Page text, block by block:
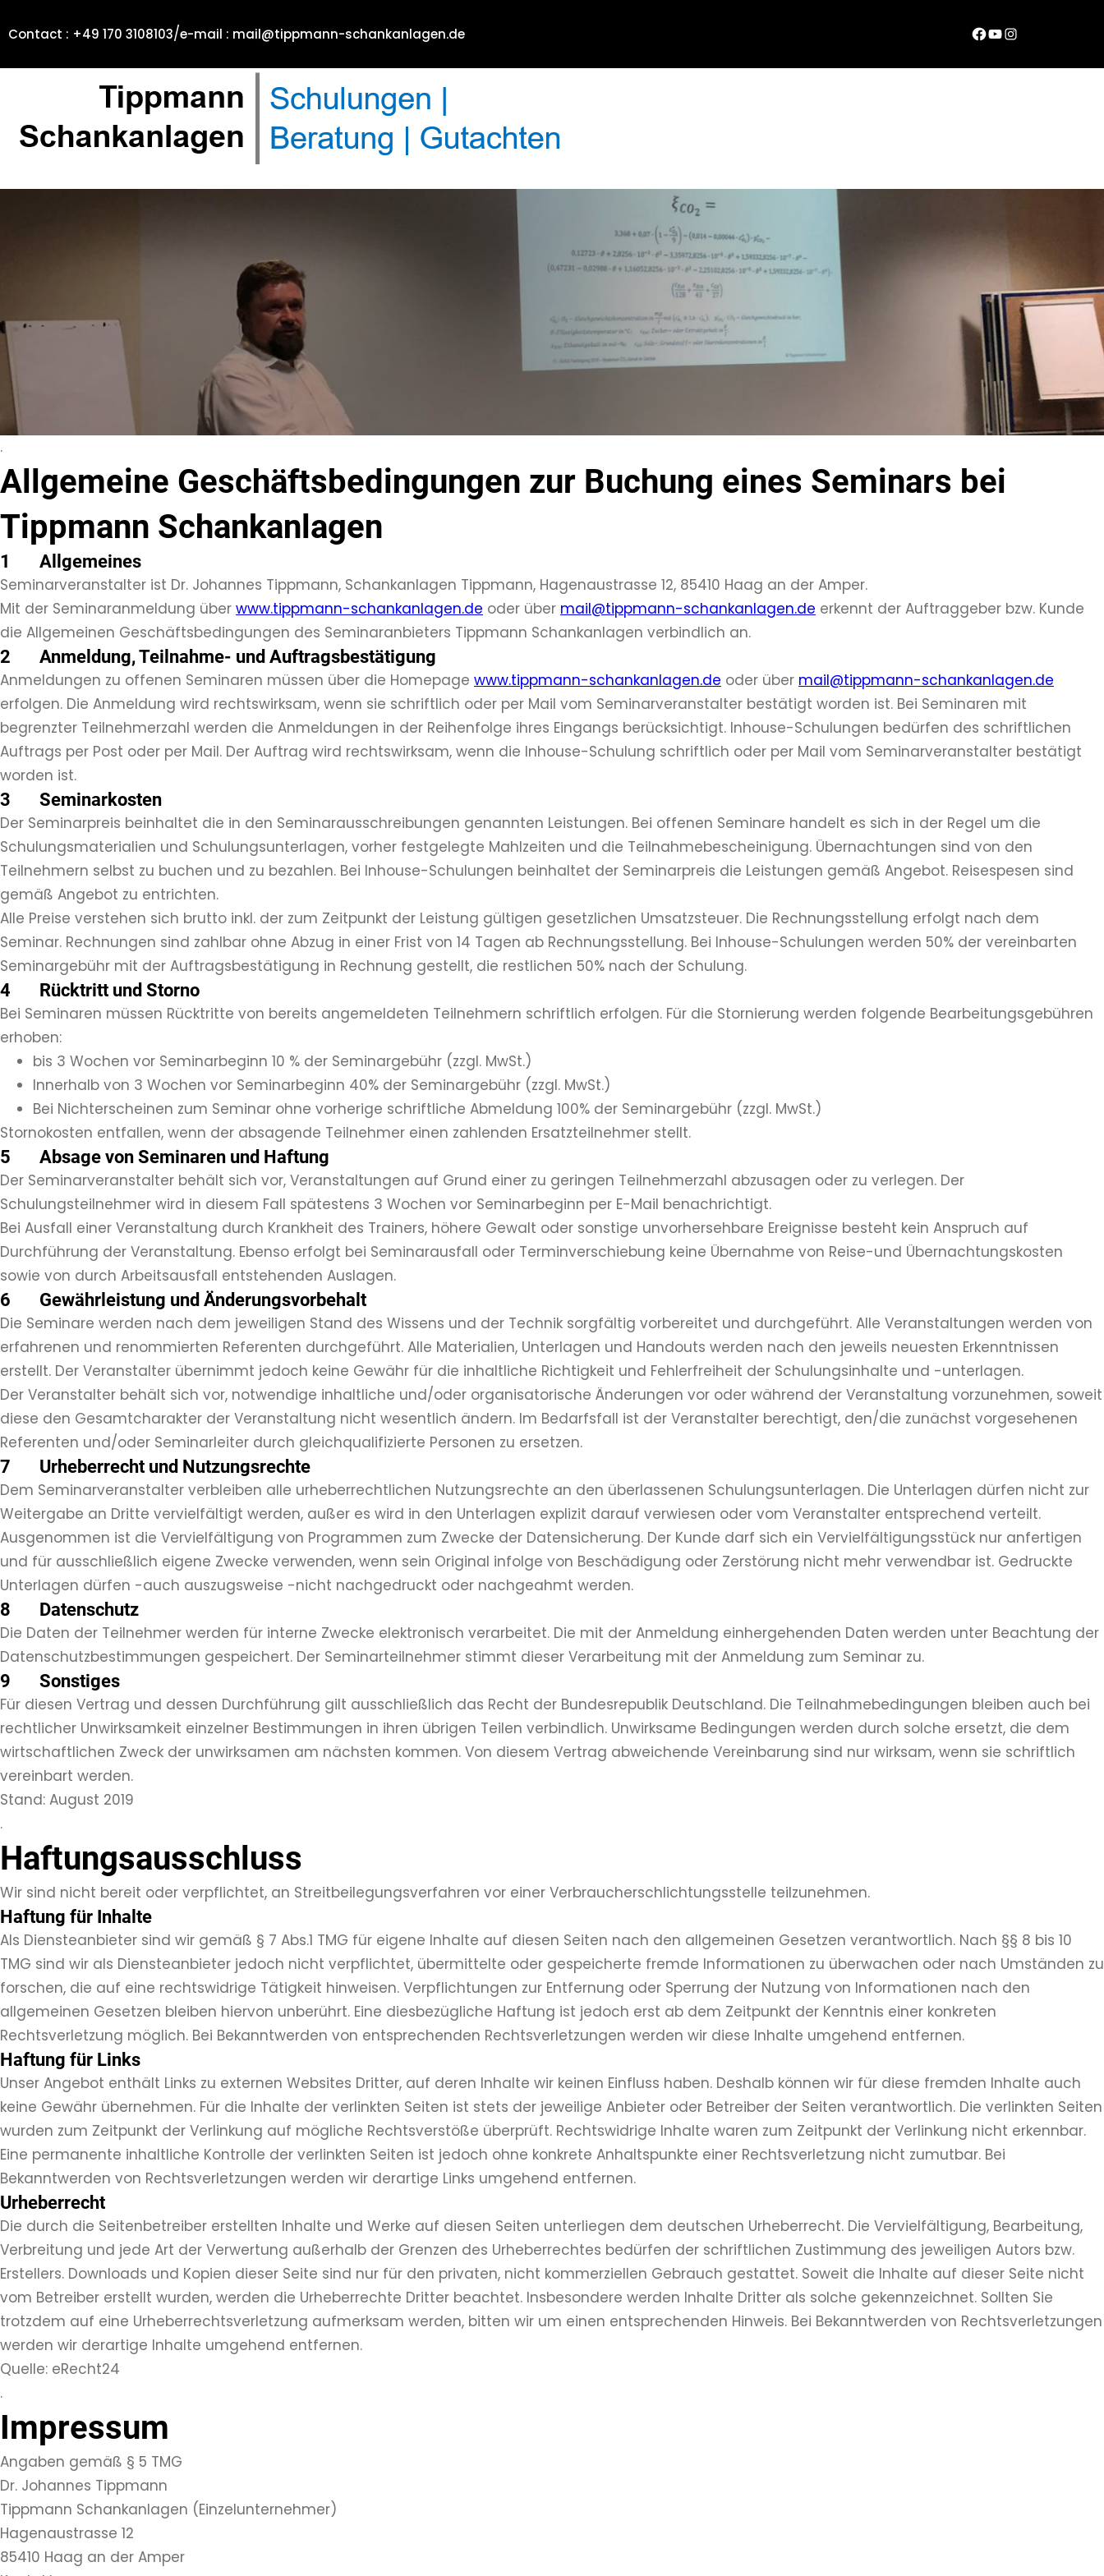
Contact : +49 170 3108103/e-mail : mail@tippmann-schankanlagen.de Facebook
YouTube
Instagram
.
Allgemeine Geschäftsbedingungen zur Buchung eines Seminars bei
Tippmann Schankanlagen
1 Allgemeines
Seminarveranstalter ist Dr. Johannes Tippmann, Schankanlagen Tippmann, Hagenaustrasse 12, 85410 Haag an der Amper.
Mit der Seminaranmeldung über www.tippmann-schankanlagen.de oder über mail@tippmann-schankanlagen.de erkennt der Auftraggeber bzw. Kunde
die Allgemeinen Geschäftsbedingungen des Seminaranbieters Tippmann Schankanlagen verbindlich an.
2 Anmeldung, Teilnahme- und Auftragsbestätigung
Anmeldungen zu offenen Seminaren müssen über die Homepage www.tippmann-schankanlagen.de oder über mail@tippmann-schankanlagen.de
erfolgen. Die Anmeldung wird rechtswirksam, wenn sie schriftlich oder per Mail vom Seminarveranstalter bestätigt worden ist. Bei Seminaren mit
begrenzter Teilnehmerzahl werden die Anmeldungen in der Reihenfolge ihres Eingangs berücksichtigt. Inhouse-Schulungen bedürfen des schriftlichen
Auftrags per Post oder per Mail. Der Auftrag wird rechtswirksam, wenn die Inhouse-Schulung schriftlich oder per Mail vom Seminarveranstalter bestätigt
worden ist.
3 Seminarkosten
Der Seminarpreis beinhaltet die in den Seminarausschreibungen genannten Leistungen. Bei offenen Seminare handelt es sich in der Regel um die
Schulungsmaterialien und Schulungsunterlagen, vorher festgelegte Mahlzeiten und die Teilnahmebescheinigung. Übernachtungen sind von den
Teilnehmern selbst zu buchen und zu bezahlen. Bei Inhouse-Schulungen beinhaltet der Seminarpreis die Leistungen gemäß Angebot. Reisespesen sind
gemäß Angebot zu entrichten.
Alle Preise verstehen sich brutto inkl. der zum Zeitpunkt der Leistung gültigen gesetzlichen Umsatzsteuer. Die Rechnungsstellung erfolgt nach dem
Seminar. Rechnungen sind zahlbar ohne Abzug in einer Frist von 14 Tagen ab Rechnungsstellung. Bei Inhouse-Schulungen werden 50% der vereinbarten
Seminargebühr mit der Auftragsbestätigung in Rechnung gestellt, die restlichen 50% nach der Schulung.
4 Rücktritt und Storno
Bei Seminaren müssen Rücktritte von bereits angemeldeten Teilnehmern schriftlich erfolgen. Für die Stornierung werden folgende Bearbeitungsgebühren
erhoben:
bis 3 Wochen vor Seminarbeginn 10 % der Seminargebühr (zzgl. MwSt.)
Innerhalb von 3 Wochen vor Seminarbeginn 40% der Seminargebühr (zzgl. MwSt.)
Bei Nichterscheinen zum Seminar ohne vorherige schriftliche Abmeldung 100% der Seminargebühr (zzgl. MwSt.)
Stornokosten entfallen, wenn der absagende Teilnehmer einen zahlenden Ersatzteilnehmer stellt.
5 Absage von Seminaren und Haftung
Der Seminarveranstalter behält sich vor, Veranstaltungen auf Grund einer zu geringen Teilnehmerzahl abzusagen oder zu verlegen. Der
Schulungsteilnehmer wird in diesem Fall spätestens 3 Wochen vor Seminarbeginn per E-Mail benachrichtigt.
Bei Ausfall einer Veranstaltung durch Krankheit des Trainers, höhere Gewalt oder sonstige unvorhersehbare Ereignisse besteht kein Anspruch auf
Durchführung der Veranstaltung. Ebenso erfolgt bei Seminarausfall oder Terminverschiebung keine Übernahme von Reise-und Übernachtungskosten
sowie von durch Arbeitsausfall entstehenden Auslagen.
6 Gewährleistung und Änderungsvorbehalt
Die Seminare werden nach dem jeweiligen Stand des Wissens und der Technik sorgfältig vorbereitet und durchgeführt. Alle Veranstaltungen werden von
erfahrenen und renommierten Referenten durchgeführt. Alle Materialien, Unterlagen und Handouts werden nach den jeweils neuesten Erkenntnissen
erstellt. Der Veranstalter übernimmt jedoch keine Gewähr für die inhaltliche Richtigkeit und Fehlerfreiheit der Schulungsinhalte und -unterlagen.
Der Veranstalter behält sich vor, notwendige inhaltliche und/oder organisatorische Änderungen vor oder während der Veranstaltung vorzunehmen, soweit
diese den Gesamtcharakter der Veranstaltung nicht wesentlich ändern. Im Bedarfsfall ist der Veranstalter berechtigt, den/die zunächst vorgesehenen
Referenten und/oder Seminarleiter durch gleichqualifizierte Personen zu ersetzen.
7 Urheberrecht und Nutzungsrechte
Dem Seminarveranstalter verbleiben alle urheberrechtlichen Nutzungsrechte an den überlassenen Schulungsunterlagen. Die Unterlagen dürfen nicht zur
Weitergabe an Dritte vervielfältigt werden, außer es wird in den Unterlagen explizit darauf verwiesen oder vom Veranstalter entsprechend verteilt.
Ausgenommen ist die Vervielfältigung von Programmen zum Zwecke der Datensicherung. Der Kunde darf sich ein Vervielfältigungsstück nur anfertigen
und für ausschließlich eigene Zwecke verwenden, wenn sein Original infolge von Beschädigung oder Zerstörung nicht mehr verwendbar ist. Gedruckte
Unterlagen dürfen -auch auszugsweise -nicht nachgedruckt oder nachgeahmt werden.
8 Datenschutz
Die Daten der Teilnehmer werden für interne Zwecke elektronisch verarbeitet. Die mit der Anmeldung einhergehenden Daten werden unter Beachtung der
Datenschutzbestimmungen gespeichert. Der Seminarteilnehmer stimmt dieser Verarbeitung mit der Anmeldung zum Seminar zu.
9 Sonstiges
Für diesen Vertrag und dessen Durchführung gilt ausschließlich das Recht der Bundesrepublik Deutschland. Die Teilnahmebedingungen bleiben auch bei
rechtlicher Unwirksamkeit einzelner Bestimmungen in ihren übrigen Teilen verbindlich. Unwirksame Bedingungen werden durch solche ersetzt, die dem
wirtschaftlichen Zweck der unwirksamen am nächsten kommen. Von diesem Vertrag abweichende Vereinbarung sind nur wirksam, wenn sie schriftlich
vereinbart werden.
Stand: August 2019
.
Haftungsausschluss
Wir sind nicht bereit oder verpflichtet, an Streitbeilegungsverfahren vor einer Verbraucherschlichtungsstelle teilzunehmen.
Haftung für Inhalte
Als Diensteanbieter sind wir gemäß § 7 Abs.1 TMG für eigene Inhalte auf diesen Seiten nach den allgemeinen Gesetzen verantwortlich. Nach §§ 8 bis 10
TMG sind wir als Diensteanbieter jedoch nicht verpflichtet, übermittelte oder gespeicherte fremde Informationen zu überwachen oder nach Umständen zu
forschen, die auf eine rechtswidrige Tätigkeit hinweisen. Verpflichtungen zur Entfernung oder Sperrung der Nutzung von Informationen nach den
allgemeinen Gesetzen bleiben hiervon unberührt. Eine diesbezügliche Haftung ist jedoch erst ab dem Zeitpunkt der Kenntnis einer konkreten
Rechtsverletzung möglich. Bei Bekanntwerden von entsprechenden Rechtsverletzungen werden wir diese Inhalte umgehend entfernen.
Haftung für Links
Unser Angebot enthält Links zu externen Websites Dritter, auf deren Inhalte wir keinen Einfluss haben. Deshalb können wir für diese fremden Inhalte auch
keine Gewähr übernehmen. Für die Inhalte der verlinkten Seiten ist stets der jeweilige Anbieter oder Betreiber der Seiten verantwortlich. Die verlinkten Seiten
wurden zum Zeitpunkt der Verlinkung auf mögliche Rechtsverstöße überprüft. Rechtswidrige Inhalte waren zum Zeitpunkt der Verlinkung nicht erkennbar.
Eine permanente inhaltliche Kontrolle der verlinkten Seiten ist jedoch ohne konkrete Anhaltspunkte einer Rechtsverletzung nicht zumutbar. Bei
Bekanntwerden von Rechtsverletzungen werden wir derartige Links umgehend entfernen.
Urheberrecht
Die durch die Seitenbetreiber erstellten Inhalte und Werke auf diesen Seiten unterliegen dem deutschen Urheberrecht. Die Vervielfältigung, Bearbeitung,
Verbreitung und jede Art der Verwertung außerhalb der Grenzen des Urheberrechtes bedürfen der schriftlichen Zustimmung des jeweiligen Autors bzw.
Erstellers. Downloads und Kopien dieser Seite sind nur für den privaten, nicht kommerziellen Gebrauch gestattet. Soweit die Inhalte auf dieser Seite nicht
vom Betreiber erstellt wurden, werden die Urheberrechte Dritter beachtet. Insbesondere werden Inhalte Dritter als solche gekennzeichnet. Sollten Sie
trotzdem auf eine Urheberrechtsverletzung aufmerksam werden, bitten wir um einen entsprechenden Hinweis. Bei Bekanntwerden von Rechtsverletzungen
werden wir derartige Inhalte umgehend entfernen.
Quelle: eRecht24
.
Impressum
Angaben gemäß § 5 TMG
Dr. Johannes Tippmann
Tippmann Schankanlagen (Einzelunternehmer)
Hagenaustrasse 12
85410 Haag an der Amper